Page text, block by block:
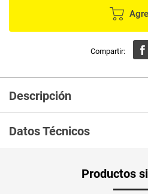
Descripción
Datos Técnicos
Productos